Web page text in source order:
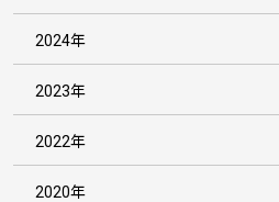
2024年
2023年
2022年
2020年